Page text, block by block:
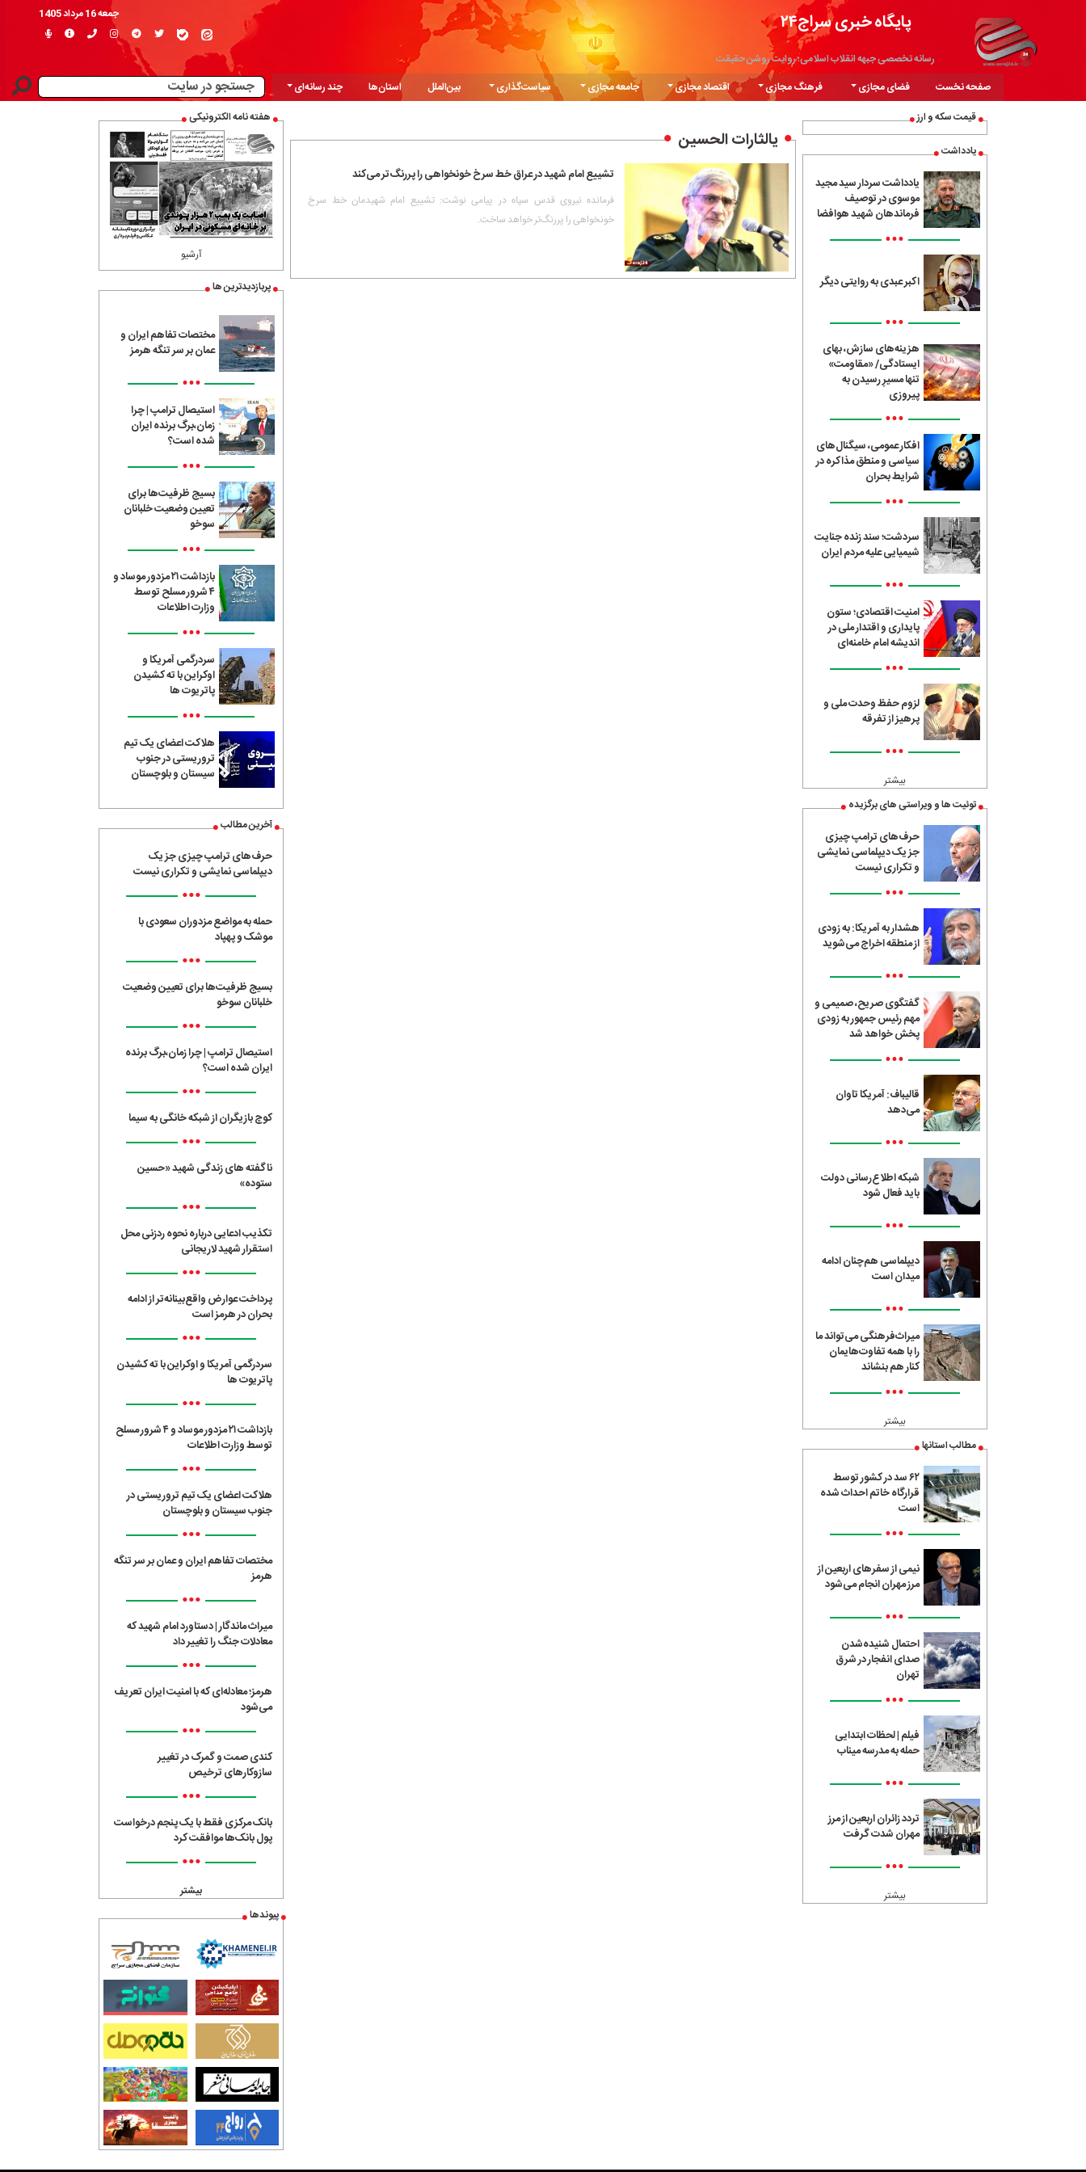
پایگاه خبری سراج۲۴
رسانه تخصصی جبهه انقلاب اسلامی؛ روایت روشن حقیقت
جمعه 16 مرداد 1405
صفحه نخست فضای مجازی فرهنگ مجازی اقتصاد مجازی جامعه مجازی سیاست‌گذاری بین‌الملل استان‌ها
چند رسانه‌ای
قیمت سکه و ارز
یادداشت
یادداشت سردار سید مجید
موسوی در توصیف
فرماندهان شهید هوافضا
•••
اکبر عبدی به روایتی دیگر
•••
هزینه‌های سازش، بهای
ایستادگی/ «مقاومت»
تنها مسیرِ رسیدن به
پیروزی
•••
افکار عمومی، سیگنال‌های
سیاسی و منطق مذاکره در
شرایط بحران
•••
سردشت؛ سند زنده جنایت
شیمیایی علیه مردم ایران
•••
امنیت اقتصادی؛ ستون
پایداری و اقتدار ملی در
اندیشه امام خامنه‌ای
•••
لزوم حفظ وحدت ملی و
پرهیز از تفرقه
•••
بیشتر
توئیت ها و ویراستی های برگزیده
حرف‌های ترامپ چیزی
جز یک دیپلماسی نمایشی
و تکراری نیست
•••
هشدار به آمریکا: به زودی
از منطقه اخراج می‌شوید
•••
گفتگوی صریح، صمیمی و
مهم رئیس جمهور به زودی
پخش خواهد شد
•••
قالیباف: آمریکا تاوان
می‌دهد
•••
شبکه اطلاع‌رسانی دولت
باید فعال شود
•••
دیپلماسی هم‌چنان ادامه
میدان است
•••
میراث‌فرهنگی می‌تواند ما
را با همه تفاوت‌هایمان
کنار هم بنشاند
•••
بیشتر
مطالب استانها
۶۲ سد در کشور توسط
قرارگاه خاتم احداث شده
است
•••
نیمی از سفرهای اربعین از
مرز مهران انجام می‌شود
•••
احتمال شنیده‌شدن
صدای انفجار در شرق
تهران
•••
فیلم | لحظات ابتدایی
حمله به مدرسه میناب
•••
تردد زائران اربعین از مرز
مهران شدت گرفت
•••
بیشتر
یالثارات الحسین
تشییع امام شهید در عراق خط سرخ خونخواهی را پررنگ‌تر می‌کند
فرمانده نیروی قدس سپاه در پیامی نوشت: تشییع امام شهیدمان خط سرخ
خونخواهی را پررنگ‌تر خواهد ساخت.
هفته نامه الکترونیکی
آرشیو
پربازدیدترین ها
مختصات تفاهم ایران و
عمان بر سر تنگه هرمز
•••
استیصال ترامپ | چرا
زمان،برگ برنده ایران
شده است؟
•••
بسیج ظرفیت‌ها برای
تعیین وضعیت خلبانان
سوخو
•••
بازداشت ۲۱ مزدور موساد و
۴ شرور مسلح توسط
وزارت اطلاعات
•••
سردرگمی آمریکا و
اوکراین با ته کشیدن
پاتریوت ها
•••
هلاکت اعضای یک تیم
تروریستی در جنوب
سیستان و بلوچستان
آخرین مطالب
حرف‌های ترامپ چیزی جز یک
دیپلماسی نمایشی و تکراری نیست
•••
حمله به مواضع مزدوران سعودی با
موشک و پهپاد
•••
بسیج ظرفیت‌ها برای تعیین وضعیت
خلبانان سوخو
•••
استیصال ترامپ | چرا زمان،برگ برنده
ایران شده است؟
•••
کوچ بازیگران از شبکه خانگی به سیما
•••
ناگفته های زندگی شهید «حسین
ستوده»
•••
تکذیب ادعایی درباره نحوه ردزنی محل
استقرار شهید لاریجانی
•••
پرداخت عوارض واقع‌بینانه‌تر از ادامه
بحران در هرمز است
•••
سردرگمی آمریکا و اوکراین با ته کشیدن
پاتریوت ها
•••
بازداشت ۲۱ مزدور موساد و ۴ شرور مسلح
توسط وزارت اطلاعات
•••
هلاکت اعضای یک تیم تروریستی در
جنوب سیستان و بلوچستان
•••
مختصات تفاهم ایران و عمان بر سر تنگه
هرمز
•••
میراث ماندگار | دستاورد امام شهید که
معادلات جنگ را تغییر داد
•••
هرمز؛ معادله‌ای که با امنیت ایران تعریف
می‌شود
•••
کندی صمت و گمرک در تغییر
سازوکارهای ترخیص
•••
بانک مرکزی فقط با یک‌ پنجم درخواست
پول بانک‌ها موافقت کرد
•••
بیشتر
پیوندها